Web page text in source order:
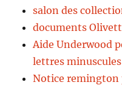
salon des
documents
Aide Underwood
lettres
Notice remington